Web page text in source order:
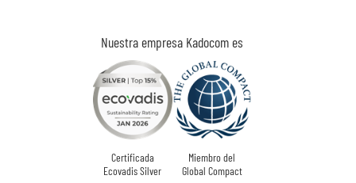
Nuestra empresa Kadocom es
Certificada
Ecovadis Silver
Miembro del
Global Compact